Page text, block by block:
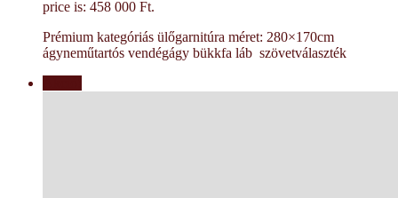
price is: 458 000 Ft.
Prémium kategóriás ülőgarnitúra méret: 280×170cm
ágyneműtartós vendégágy bükkfa láb szövetválaszték